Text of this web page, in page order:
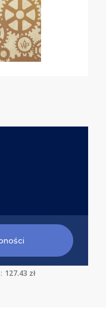
127.43 zł